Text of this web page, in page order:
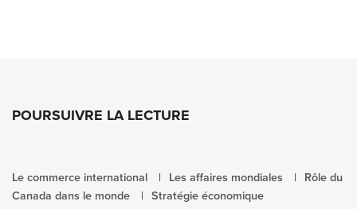
POURSUIVRE LA LECTURE
Le commerce international Les affaires mondiales
Rôle du
Canada dans le monde
Stratégie économique